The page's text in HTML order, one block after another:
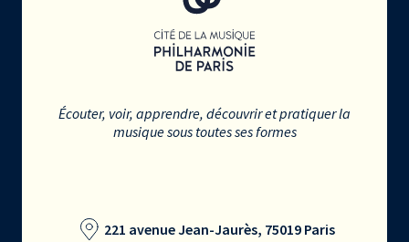
Écouter, voir, apprendre, découvrir et pratiquer la
musique sous toutes ses formes
221 avenue Jean-Jaurès, 75019 Paris